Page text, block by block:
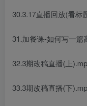
30.3.17直播回放(看标
31.加餐课-如何写一
32.3期改稿直播(上
33.3期改稿直播(下